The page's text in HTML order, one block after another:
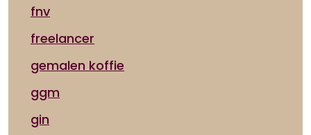
fnv
freelancer
gemalen koffie
ggm
gin